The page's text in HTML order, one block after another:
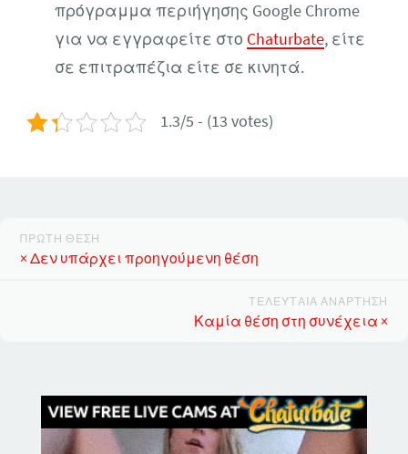
πρόγραμμα περιήγησης Google Chrome
για να εγγραφείτε στο Chaturbate, είτε
σε επιτραπέζια είτε σε κινητά.
1.3/5 - (13 votes)
ΠΡΏΤΗ ΘΈΣΗ
× Δεν υπάρχει προηγούμενη θέση
ΤΕΛΕΥΤΑΊΑ ΑΝΆΡΤΗΣΗ
Καμία θέση στη συνέχεια ×